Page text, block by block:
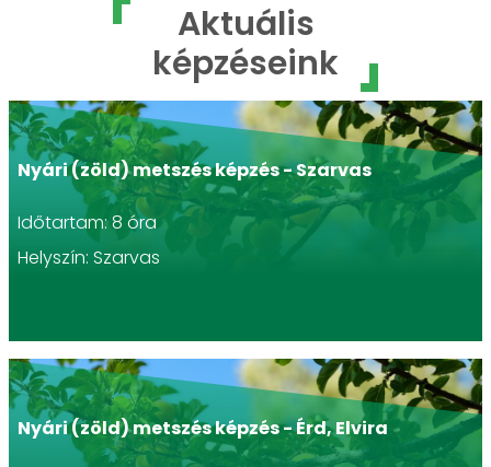
Aktuális
képzéseink
Nyári (zöld) metszés képzés - Szarvas
Időtartam: 8 óra
Helyszín: Szarvas
Nyári (zöld) metszés képzés - Érd, Elvira